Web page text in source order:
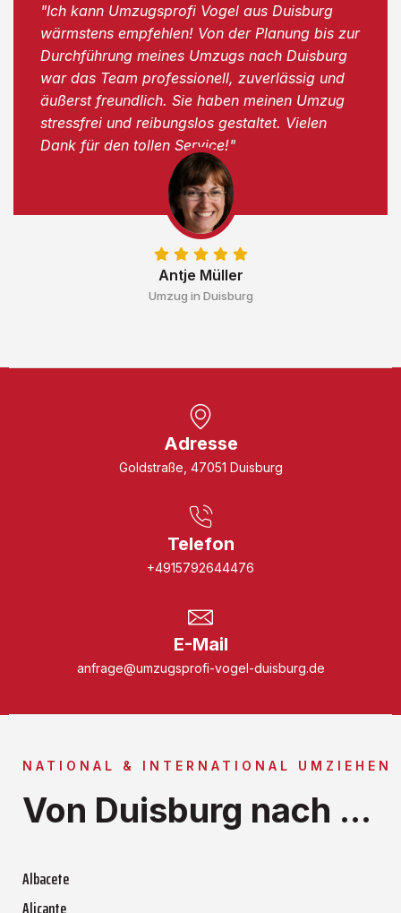
Antje Müller
Umzug in Duisburg
"Ich kann Umzugsprofi Vogel aus Duisburg
wärmstens empfehlen! Von der Planung bis zur
Durchführung meines Umzugs nach Duisburg
war das Team professionell, zuverlässig und
äußerst freundlich. Sie haben meinen Umzug
stressfrei und reibungslos gestaltet. Vielen
Dank für den tollen Service!"
Adresse
Goldstraße, 47051 Duisburg
Telefon
+4915792644476
E-Mail
anfrage@umzugsprofi-vogel-duisburg.de
NATIONAL & INTERNATIONAL UMZIEHEN
Von Duisburg nach ...
Albacete